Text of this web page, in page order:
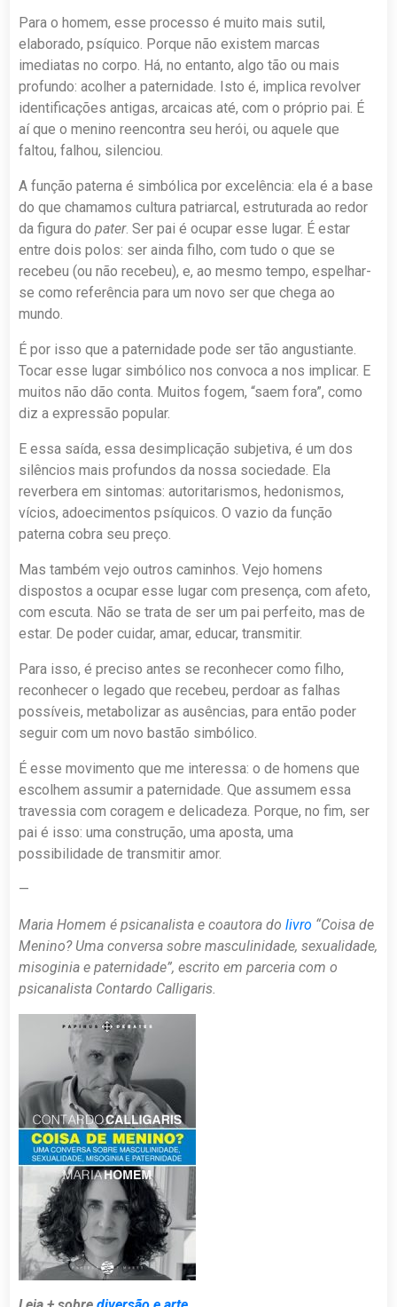
Para o homem, esse processo é muito mais sutil,
elaborado, psíquico. Porque não existem marcas
imediatas no corpo. Há, no entanto, algo tão ou mais
profundo: acolher a paternidade. Isto é, implica revolver
identificações antigas, arcaicas até, com o próprio pai. É
aí que o menino reencontra seu herói, ou aquele que
faltou, falhou, silenciou.
A função paterna é simbólica por excelência: ela é a base
do que chamamos cultura patriarcal, estruturada ao redor
da figura dopater. Ser pai é ocupar esse lugar. É estar
entre dois polos: ser ainda filho, com tudo o que se
recebeu (ou não recebeu), e, ao mesmo tempo, espelhar-
se como referência para um novo ser que chega ao
mundo.
É por isso que a paternidade pode ser tão angustiante.
Tocar esse lugar simbólico nos convoca a nos implicar. E
muitos não dão conta. Muitos fogem, “saem fora”, como
diz a expressão popular.
E essa saída, essa desimplicação subjetiva, é um dos
silêncios mais profundos da nossa sociedade. Ela
reverbera em sintomas: autoritarismos, hedonismos,
vícios, adoecimentos psíquicos. O vazio da função
paterna cobra seu preço.
Mas também vejo outros caminhos. Vejo homens
dispostos a ocupar esse lugar com presença, com afeto,
com escuta. Não se trata de ser um pai perfeito, mas de
estar. De poder cuidar, amar, educar, transmitir.
Para isso, é preciso antes se reconhecer como filho,
reconhecer o legado que recebeu, perdoar as falhas
possíveis, metabolizar as ausências, para então poder
seguir com um novo bastão simbólico.
É esse movimento que me interessa: o de homens que
escolhem assumir a paternidade. Que assumem essa
travessia com coragem e delicadeza. Porque, no fim, ser
pai é isso: uma construção, uma aposta, uma
possibilidade de transmitir amor.
—
Maria Homem é psicanalista e coautora dolivro “Coisa de
Menino? Uma conversa sobre masculinidade, sexualidade,
misoginia e paternidade”, escrito em parceria com o
psicanalista Contardo Calligaris.